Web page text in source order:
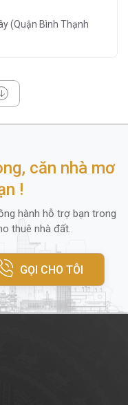
(Quận Bình Thạnh
căn nhà mơ
!
hành hỗ trợ bạn trong
thuê nhà đất.
GỌI CHO TÔI